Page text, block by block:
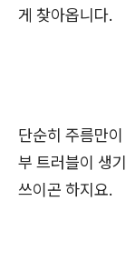
게 찾아옵니다.
단순히 주름만
부 트러블이 생
쓰이곤 하지요.